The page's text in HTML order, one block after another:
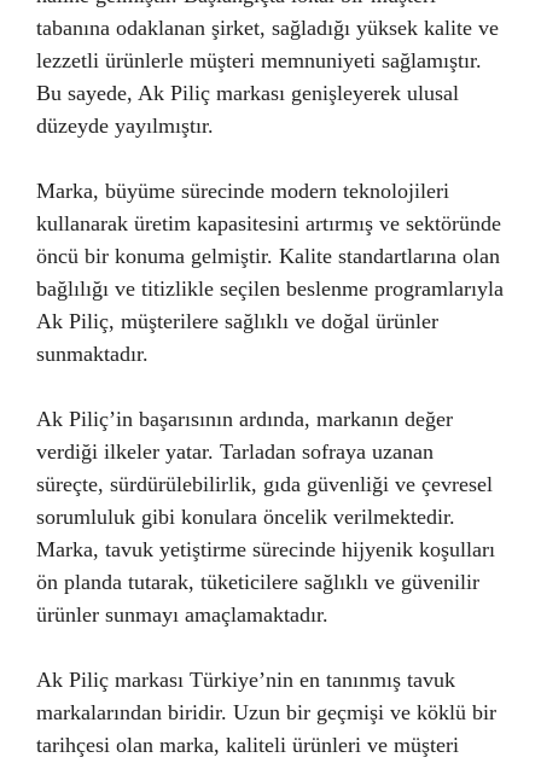
tabanına odaklanan şirket, sağladığı yüksek kalite ve
lezzetli ürünlerle müşteri memnuniyeti sağlamıştır.
Bu sayede, Ak Piliç markası genişleyerek ulusal
düzeyde yayılmıştır.
Marka, büyüme sürecinde modern teknolojileri
kullanarak üretim kapasitesini artırmış ve sektöründe
öncü bir konuma gelmiştir. Kalite standartlarına olan
bağlılığı ve titizlikle seçilen beslenme programlarıyla
Ak Piliç, müşterilere sağlıklı ve doğal ürünler
sunmaktadır.
Ak Piliç’in başarısının ardında, markanın değer
verdiği ilkeler yatar. Tarladan sofraya uzanan
süreçte, sürdürülebilirlik, gıda güvenliği ve çevresel
sorumluluk gibi konulara öncelik verilmektedir.
Marka, tavuk yetiştirme sürecinde hijyenik koşulları
ön planda tutarak, tüketicilere sağlıklı ve güvenilir
ürünler sunmayı amaçlamaktadır.
Ak Piliç markası Türkiye’nin en tanınmış tavuk
markalarından biridir. Uzun bir geçmişi ve köklü bir
tarihçesi olan marka, kaliteli ürünleri ve müşteri